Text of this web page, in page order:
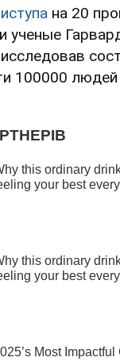
на 20
ученые
100000